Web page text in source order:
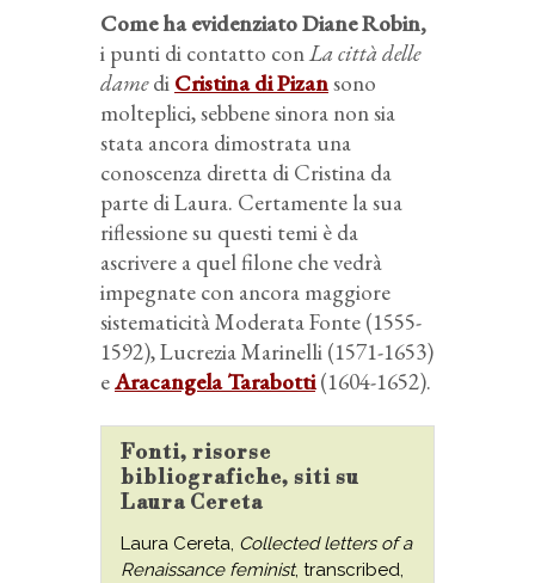
Come ha evidenziato Diane Robin,
i punti di contatto conLa città delle
damedi Cristina di Pizansono
molteplici, sebbene sinora non sia
stata ancora dimostrata una
conoscenza diretta di Cristina da
parte di Laura. Certamente la sua
riflessione su questi temi è da
ascrivere a quel filone che vedrà
impegnate con ancora maggiore
sistematicità Moderata Fonte (1555-
1592), Lucrezia Marinelli (1571-1653)
eAracangela Tarabotti(1604-1652).
Fonti, risorse
bibliografiche, siti su
Laura Cereta
Laura Cereta, Collected letters of a
Renaissance feminist, transcribed,